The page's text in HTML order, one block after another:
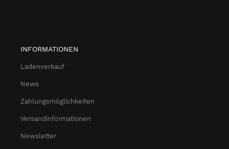
INFORMATIONEN
Ladenverkauf
News
Zahlungsmöglichkeiten
Versandinformationen
Newsletter